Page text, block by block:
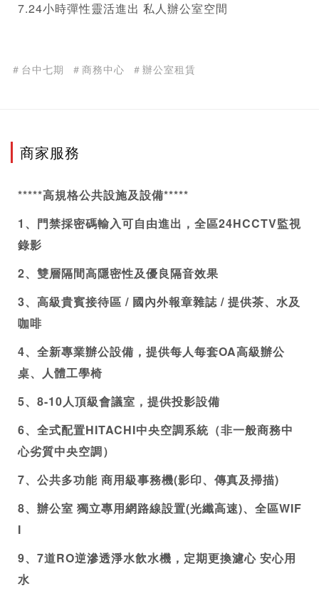
7.24小時彈性靈活進出 私人辦公室空間
＃台中七期 ＃商務中心 ＃辦公室租賃
商家服務
*****高規格公共設施及設備*****
1、門禁採密碼輸入可自由進出，全區24HCCTV監視
錄影
2、雙層隔間高隱密性及優良隔音效果
3、高級貴賓接待區 / 國內外報章雜誌 / 提供茶、水及
咖啡
4、全新專業辦公設備，提供每人每套OA高級辦公
桌、人體工學椅
5、8-10人頂級會議室，提供投影設備
6、全式配置HITACHI中央空調系統（非一般商務中
心劣質中央空調）
7、公共多功能 商用級事務機(影印、傳真及掃描)
8、辦公室 獨立專用網路線設置(光纖高速)、全區WIF
I
9、7道RO逆滲透淨水飲水機，定期更換濾心 安心用
水